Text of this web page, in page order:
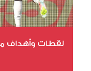
لقطات وأهداف